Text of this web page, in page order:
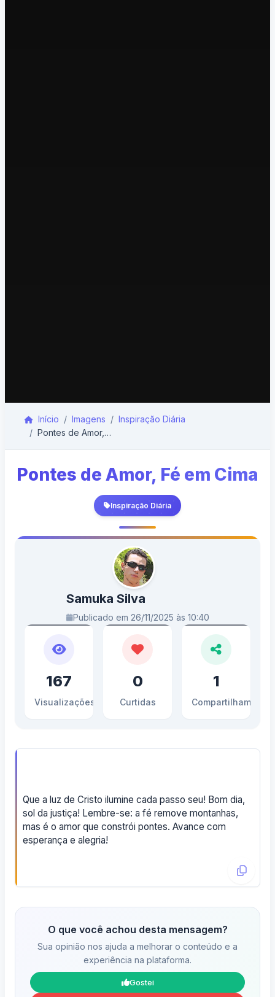
Início Imagens
Inspiração Diária
Pontes de Amor, Fé em Cima
Pontes de Amor, Fé em Cima
Inspiração Diária
Samuka Silva
Publicado em 26/11/2025 às 10:40
167
Visualizações
0
Curtidas
1
Compartilhamentos
Que a luz de Cristo ilumine cada passo seu! Bom dia,
sol da justiça! Lembre-se: a fé remove montanhas,
mas é o amor que constrói pontes. Avance com
esperança e alegria!
O que você achou desta mensagem?
Sua opinião nos ajuda a melhorar o conteúdo e a
experiência na plataforma.
Gostei